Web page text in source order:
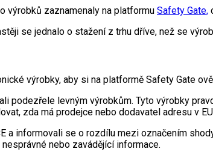
výrobků zaznamenaly na platformu Safety Gate,
se jednalo o stažení z trhu dříve, než se
výrobky, aby si na platformě Safety Gate
podezřele levným výrobkům. Tyto výrobky
zda má prodejce nebo dodavatel adresu v
a informovali se o rozdílu mezi označením
nebo zavádějící informace.